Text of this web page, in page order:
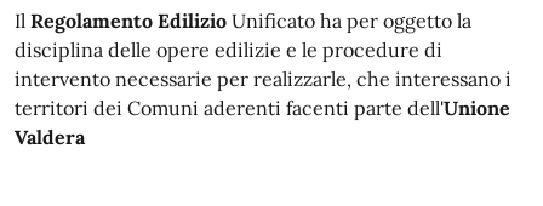
Il Regolamento Edilizio Unificato ha per oggetto la
disciplina delle opere edilizie e le procedure di
intervento necessarie per realizzarle, che interessano i
territori dei Comuni aderenti facenti parte dell'Unione
Valdera